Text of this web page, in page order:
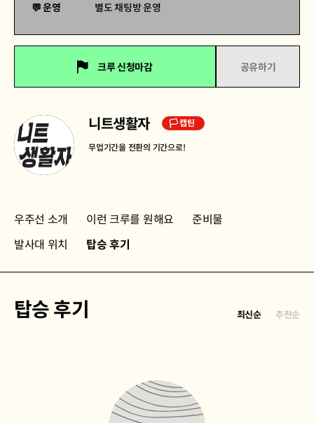
💬 운영
별도 채팅방 운영
크루 신청마감 공유하기
니트생활자 🏳 캡틴
무업기간을 전환의 기간으로!
우주선 소개 이런 크루를 원해요
준비물
발사대 위치
탑승 후기
탑승 후기 최신순 추천순